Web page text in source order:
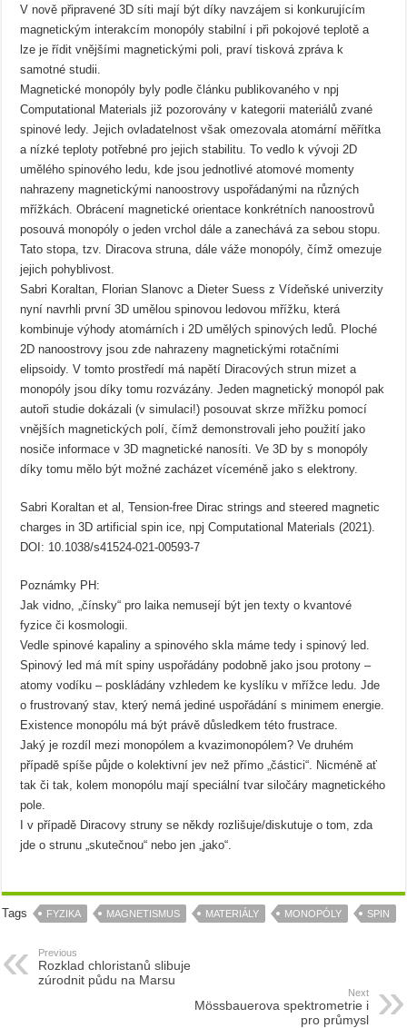
V nově připravené 3D síti mají být díky navzájem si konkurujícím
magnetickým interakcím monopóly stabilní i při pokojové teplotě a
lze je řídit vnějšími magnetickými poli, praví tisková zpráva k
samotné studii.
Magnetické monopóly byly podle článku publikovaného v npj
Computational Materials již pozorovány v kategorii materiálů zvané
spinové ledy. Jejich ovladatelnost však omezovala atomární měřítka
a nízké teploty potřebné pro jejich stabilitu. To vedlo k vývoji 2D
umělého spinového ledu, kde jsou jednotlivé atomové momenty
nahrazeny magnetickými nanoostrovy uspořádanými na různých
mřížkách. Obrácení magnetické orientace konkrétních nanoostrovů
posouvá monopóly o jeden vrchol dále a zanechává za sebou stopu.
Tato stopa, tzv. Diracova struna, dále váže monopóly, čímž omezuje
jejich pohyblivost.
Sabri Koraltan, Florian Slanovc a Dieter Suess z Vídeňské univerzity
nyní navrhli první 3D umělou spinovou ledovou mřížku, která
kombinuje výhody atomárních i 2D umělých spinových ledů. Ploché
2D nanoostrovy jsou zde nahrazeny magnetickými rotačními
elipsoidy. V tomto prostředí má napětí Diracových strun mizet a
monopóly jsou díky tomu rozvázány. Jeden magnetický monopól pak
autoři studie dokázali (v simulaci!) posouvat skrze mřížku pomocí
vnějších magnetických polí, čímž demonstrovali jeho použití jako
nosiče informace v 3D magnetické nanosíti. Ve 3D by s monopóly
díky tomu mělo být možné zacházet víceméně jako s elektrony.
Sabri Koraltan et al, Tension-free Dirac strings and steered magnetic
charges in 3D artificial spin ice, npj Computational Materials (2021).
DOI: 10.1038/s41524-021-00593-7
Poznámky PH:
Jak vidno, „čínsky“ pro laika nemusejí být jen texty o kvantové
fyzice či kosmologii.
Vedle spinové kapaliny a spinového skla máme tedy i spinový led.
Spinový led má mít spiny uspořádány podobně jako jsou protony –
atomy vodíku – poskládány vzhledem ke kyslíku v mřížce ledu. Jde
o frustrovaný stav, který nemá jediné uspořádání s minimem energie.
Existence monopólu má být právě důsledkem této frustrace.
Jaký je rozdíl mezi monopólem a kvazimonopólem? Ve druhém
případě spíše půjde o kolektivní jev než přímo „částici“. Nicméně ať
tak či tak, kolem monopólu mají speciální tvar siločáry magnetického
pole.
I v případě Diracovy struny se někdy rozlišuje/diskutuje o tom, zda
jde o strunu „skutečnou“ nebo jen „jako“.
Tags FYZIKA MAGNETISMUS MATERIÁLY MONOPÓLY SPIN
Previous
Rozklad chloristanů slibuje
zúrodnit půdu na Marsu
Next
Mössbauerova spektrometrie i
pro průmysl